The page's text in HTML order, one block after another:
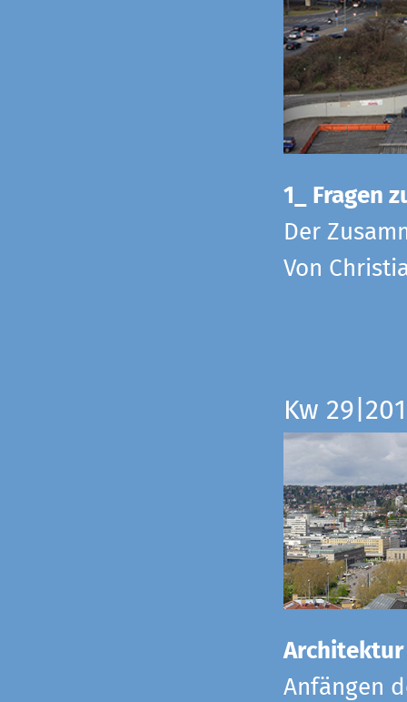
1_ Fragen
Der
Von
Kw
Anfängen